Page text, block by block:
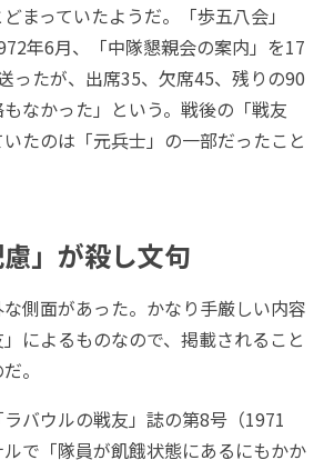
まっていたようだ。「歩五八会」
年6月、「中隊懇親会の案内」を17
ったが、出席35、欠席45、残りの90
なかった」という。戦後の「戦友
たのは「元兵士」の一部だったこと
慮」が殺し文句
側面があった。かなり手厳しい内容
によるものなので、掲載されること
。
バウルの戦友」誌の第8号（1971
で「隊員が飢餓状態にあるにもかか